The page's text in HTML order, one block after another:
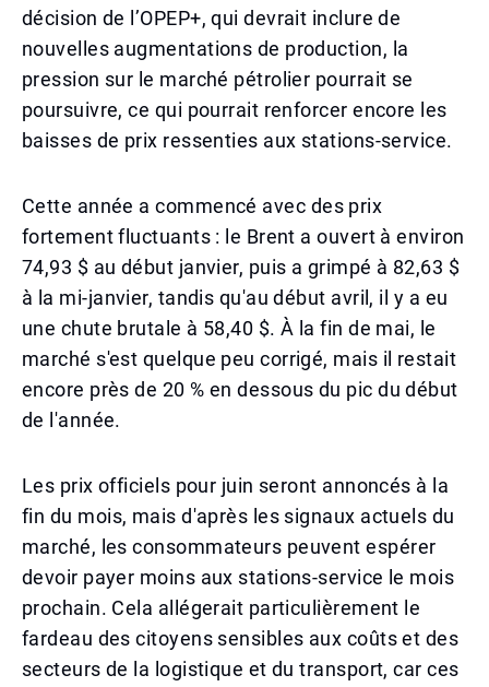
décision de l’OPEP+, qui devrait inclure de
nouvelles augmentations de production, la
pression sur le marché pétrolier pourrait se
poursuivre, ce qui pourrait renforcer encore les
baisses de prix ressenties aux stations-service.
Cette année a commencé avec des prix
fortement fluctuants : le Brent a ouvert à environ
74,93 $ au début janvier, puis a grimpé à 82,63 $
à la mi-janvier, tandis qu'au début avril, il y a eu
une chute brutale à 58,40 $. À la fin de mai, le
marché s'est quelque peu corrigé, mais il restait
encore près de 20 % en dessous du pic du début
de l'année.
Les prix officiels pour juin seront annoncés à la
fin du mois, mais d'après les signaux actuels du
marché, les consommateurs peuvent espérer
devoir payer moins aux stations-service le mois
prochain. Cela allégerait particulièrement le
fardeau des citoyens sensibles aux coûts et des
secteurs de la logistique et du transport, car ces